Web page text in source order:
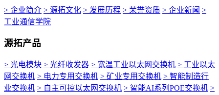
> 企业简介 > 源拓文化 > 发展历程 > 荣誉资质 > 企业新闻 >
工业通信学院
源拓产品
> 光电模块 > 光纤收发器 > 宽温工业以太网交换机 > 工业以太
网交换机 > 电力专用交换机 > 矿业专用交换机 > 智能制造行
业交换机 > 自主可控以太网交换机 > 智能AI系列POE交换机 >